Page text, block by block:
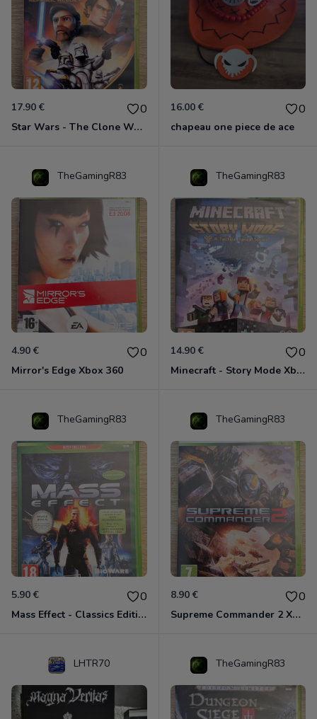
17.90 € 0
Star Wars - The Clone Wars - Les Héros De La République Xbox 360
16.00 € 0
chapeau one piece de ace
TheGamingR83
4.90 € 0
Mirror's Edge Xbox 360
TheGamingR83
14.90 € 0
Minecraft - Story Mode Xbox 360
TheGamingR83
5.90 € 0
Mass Effect - Classics Edition Xbox 360
TheGamingR83
8.90 € 0
Supreme Commander 2 Xbox 360
LHTR70 TheGamingR83